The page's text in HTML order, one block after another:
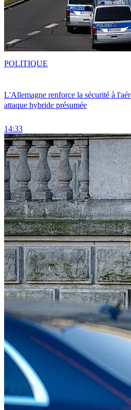
L'Allemagne renforce la sécurité à
attaque hybride présumée
14:33
POLITIQUE